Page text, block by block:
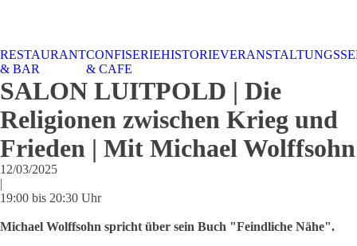
CAFE &
RESTAURANT
TISCHRESERVIERUNGKARRIERE
TISCHRESERVIERUNGKARRIERE
RESTAURANT
& BAR
CONFISERIE
& CAFE
HISTORIE
SALON LUITPOLD | Die
Religionen zwischen Krieg und
Frieden | Mit Michael Wolffsohn
12/03/2025
|
19:00 bis 20:30 Uhr
Michael Wolffsohn spricht über sein Buch "Feindliche Nähe".